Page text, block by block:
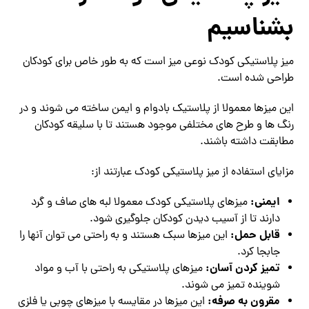
بشناسیم
میز پلاستیکی کودک نوعی میز است که به طور خاص برای کودکان
طراحی شده است.
این میزها معمولا از پلاستیک بادوام و ایمن ساخته می‌ شوند و در
رنگ‌ ها و طرح‌ های مختلفی موجود هستند تا با سلیقه کودکان
مطابقت داشته باشند.
مزایای استفاده از میز پلاستیکی کودک عبارتند از:
ایمنی: میزهای پلاستیکی کودک معمولا لبه‌ های صاف و گرد
دارند تا از آسیب دیدن کودکان جلوگیری شود.
قابل حمل: این میزها سبک هستند و به راحتی می‌ توان آنها را
جابجا کرد.
تمیز کردن آسان: میزهای پلاستیکی به راحتی با آب و مواد
شوینده تمیز می‌ شوند.
مقرون به صرفه: این میزها در مقایسه با میزهای چوبی یا فلزی